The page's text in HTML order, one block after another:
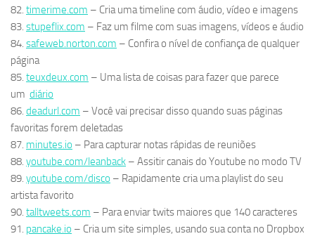
82. timerime.com – Cria uma timeline com áudio, vídeo e imagens
83. stupeflix.com – Faz um filme com suas imagens, vídeos e áudio
84. safeweb.norton.com – Confira o nível de confiança de qualquer
página
85. teuxdeux.com – Uma lista de coisas para fazer que parece
um diário
86. deadurl.com – Você vai precisar disso quando suas páginas
favoritas forem deletadas
87. minutes.io – Para capturar notas rápidas de reuniões
88. youtube.com/leanback – Assitir canais do Youtube no modo TV
89. youtube.com/disco – Rapidamente cria uma playlist do seu
artista favorito
90. talltweets.com – Para enviar twits maiores que 140 caracteres
91. pancake.io – Cria um site simples, usando sua conta no Dropbox